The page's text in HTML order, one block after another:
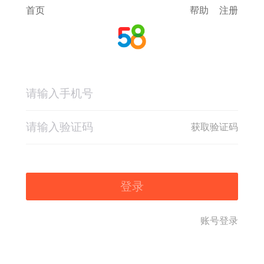
首页 帮助 注册
获取验证码
登录
账号登录